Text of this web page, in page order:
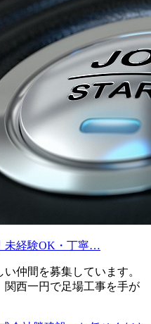
未経験OK・丁寧…
仲間を募集しています。
関西一円で足場工事を手が